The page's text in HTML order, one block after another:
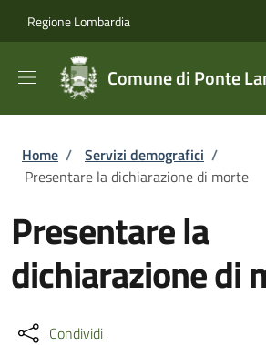
Regione Lombardia
Comune di Ponte
Briciole di pane
Home / Servizi demografici /
Presentare la dichiarazione di morte
Presentare la
dichiarazione di
Condividi